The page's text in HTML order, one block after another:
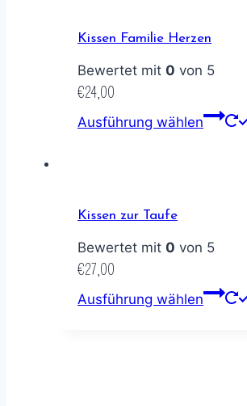
Kissen Familie Herzen
Bewertet mit 0 von 5
€24,00
Ausführung wählen
Kissen zur Taufe
Bewertet mit 0 von 5
€27,00
Ausführung wählen